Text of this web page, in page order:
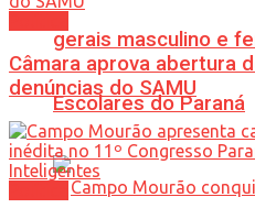
gerais masculino e
Escolares do Paraná
Câmara aprova abertura
denúncias do SAMU